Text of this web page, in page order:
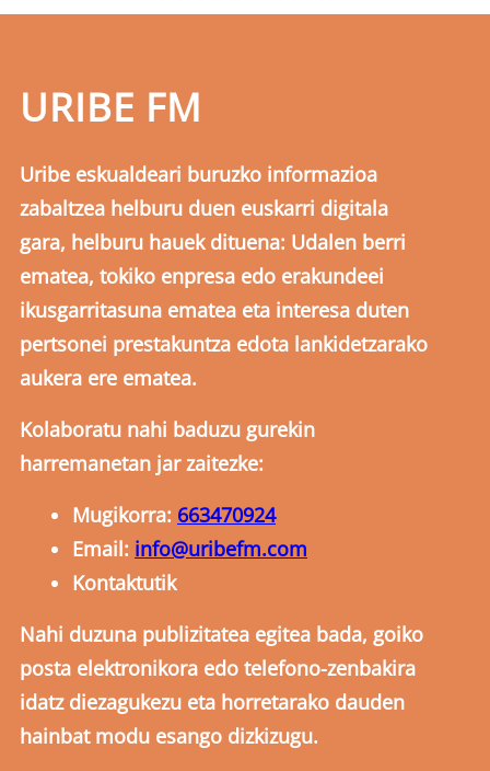
URIBE FM
Uribe eskualdeari buruzko informazioa
zabaltzea helburu duen euskarri digitala
gara, helburu hauek dituena: Udalen berri
ematea, tokiko enpresa edo erakundeei
ikusgarritasuna ematea eta interesa duten
pertsonei prestakuntza edota lankidetzarako
aukera ere ematea.
Kolaboratu nahi baduzu gurekin
harremanetan jar zaitezke:
Mugikorra: 663470924
Email: info@uribefm.com
Kontaktutik
Nahi duzuna publizitatea egitea bada, goiko
posta elektronikora edo telefono-zenbakira
idatz diezagukezu eta horretarako dauden
hainbat modu esango dizkizugu.